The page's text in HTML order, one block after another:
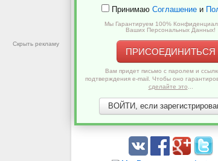
Скрыть рекламу
Принимаю Соглашениеи
Мы Гарантируем 100%
Ваших Персональных Данных!
ПРИСОЕДИНИТЬСЯ
Вам придет письмо с паролем и
подтверждения e-mail. Чтобы оно
сделайте это
ВОЙТИ, если